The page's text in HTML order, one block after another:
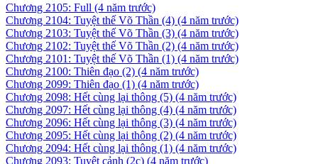
Chương 2105: Full (4 năm trước)
Chương 2104: Tuyệt thế Võ Thần (4) (4 năm trước)
Chương 2103: Tuyệt thế Võ Thần (3) (4 năm trước)
Chương 2102: Tuyệt thế Võ Thần (2) (4 năm trước)
Chương 2101: Tuyệt thế Võ Thần (1) (4 năm trước)
Chương 2100: Thiên đạo (2) (4 năm trước)
Chương 2099: Thiên đạo (1) (4 năm trước)
Chương 2098: Hết cùng lại thông (5) (4 năm trước)
Chương 2097: Hết cùng lại thông (4) (4 năm trước)
Chương 2096: Hết cùng lại thông (3) (4 năm trước)
Chương 2095: Hết cùng lại thông (2) (4 năm trước)
Chương 2094: Hết cùng lại thông (1) (4 năm trước)
Chương 2093: Tuyệt cảnh (2c) (4 năm trước)